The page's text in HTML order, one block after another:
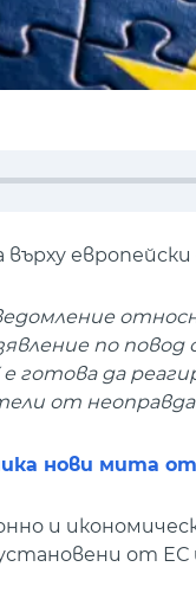
по
готова да
от
нови мита
и
от